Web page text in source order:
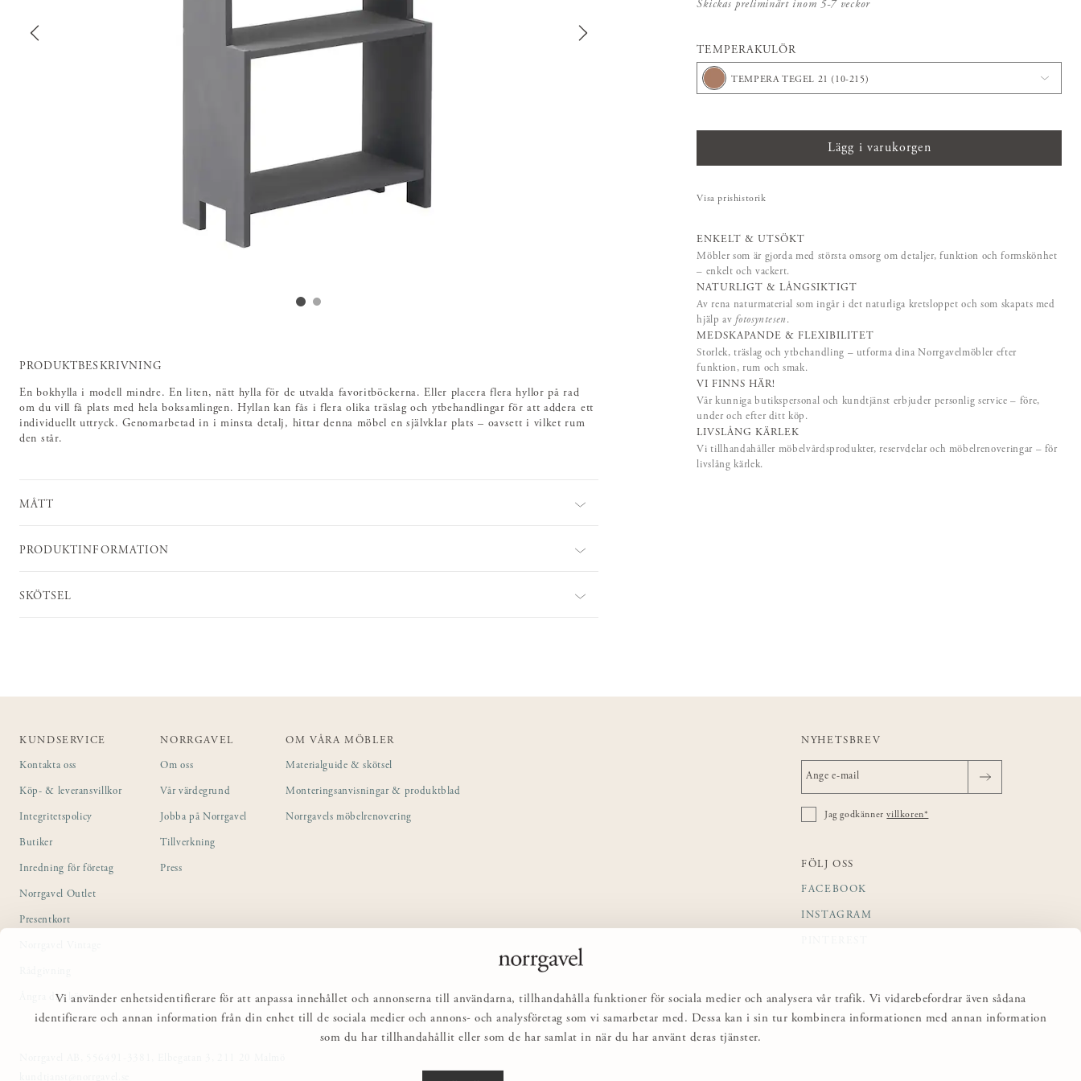
Vi använder enhetsidentifierare för att anpassa innehållet och annonserna till användarna, tillhandahålla funktioner för sociala medier och analysera vår trafik. Vi vidarebefordrar även sådana
identifierare och annan information från din enhet till de sociala medier och annons- och analysföretag som vi samarbetar med. Dessa kan i sin tur kombinera informationen med annan information
som du har tillhandahållit eller som de har samlat in när du har använt deras tjänster.
Skickas preliminärt inom 5-7 veckor
TEMPERAKULÖR
TEMPERA TEGEL 21 (10-215)
Lägg i varukorgen
Visa prishistorik
ENKELT & UTSÖKT
Möbler som är gjorda med största omsorg om detaljer, funktion och formskönhet
– enkelt och vackert.
NATURLIGT & LÅNGSIKTIGT
Av rena naturmaterial som ingår i det naturliga kretsloppet och som skapats med
hjälp avfotosyntesen .
MEDSKAPANDE & FLEXIBILITET
Storlek, träslag och ytbehandling – utforma dina Norrgavelmöbler efter
funktion, rum och smak.
VI FINNS HÄR!
Vår kunniga butikspersonal och kundtjänst erbjuder personlig service – före,
under och efter ditt köp.
LIVSLÅNG KÄRLEK
Vi tillhandahåller möbelvårdsprodukter, reservdelar och möbelrenoveringar – för
livslång kärlek.
PRODUKTBESKRIVNING
En bokhylla i modell mindre. En liten, nätt hylla för de utvalda favoritböckerna. Eller placera flera hyllor på rad
om du vill få plats med hela boksamlingen. Hyllan kan fås i flera olika träslag och ytbehandlingar för att addera ett
individuellt uttryck. Genomarbetad in i minsta detalj, hittar denna möbel en självklar plats – oavsett i vilket rum
den står.
MÅTT
PRODUKTINFORMATION
SKÖTSEL
KUNDSERVICE
Kontakta oss
Köp- & leveransvillkor
Integritetspolicy
Butiker
Inredning för företag
Norrgavel Outlet
Presentkort
Ångra ditt köp
NORRGAVEL
Om oss
Vår värdegrund
Jobba på Norrgavel
Tillverkning
Press
OM VÅRA MÖBLER
Materialguide & skötsel
Monteringsanvisningar & produktblad
Norrgavels möbelrenovering
NYHETSBREV
Jag godkännervillkoren*
FÖLJ OSS
FACEBOOK
INSTAGRAM